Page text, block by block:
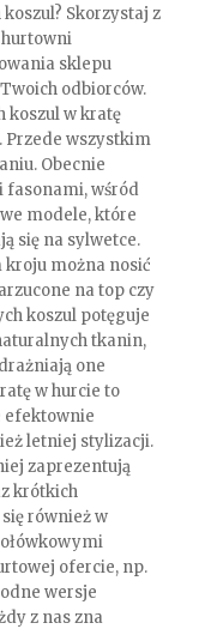
Skorzystaj z
sklepu
odbiorców.
koszul w kratę
Przede wszystkim
Obecnie
fasonami, wśród
modele, które
się na sylwetce.
można nosić
na top czy
koszul potęguje
tkanin,
one
w hurcie to
efektownie
letniej stylizacji.
zaprezentują
krótkich
również w
ofercie, np.
wersje
z nas zna